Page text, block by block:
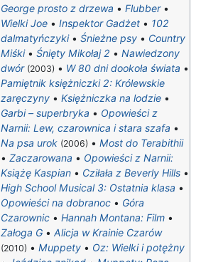
George prosto z drzewa • Flubber•
Wielki Joe • Inspektor Gadżet • 102
dalmatyńczyki• Śnieżne psy • Country
Miśki• Śnięty Mikołaj 2 • Nawiedzony
dwór (2003) • W 80 dni dookoła świata •
Pamiętnik księżniczki 2: Królewskie
zaręczyny • Księżniczka na lodzie •
Garbi – superbryka • Opowieści z
Narnii: Lew, czarownica i stara szafa •
Na psa urok (2006) • Most do Terabithii
• Zaczarowana • Opowieści z Narnii:
Książę Kaspian • Cziłała z Beverly Hills •
High School Musical 3: Ostatnia klasa •
Opowieści na dobranoc • Góra
Czarownic • Hannah Montana: Film •
Załoga G • Alicja w Krainie Czarów
(2010) • Muppety • Oz: Wielki i potężny